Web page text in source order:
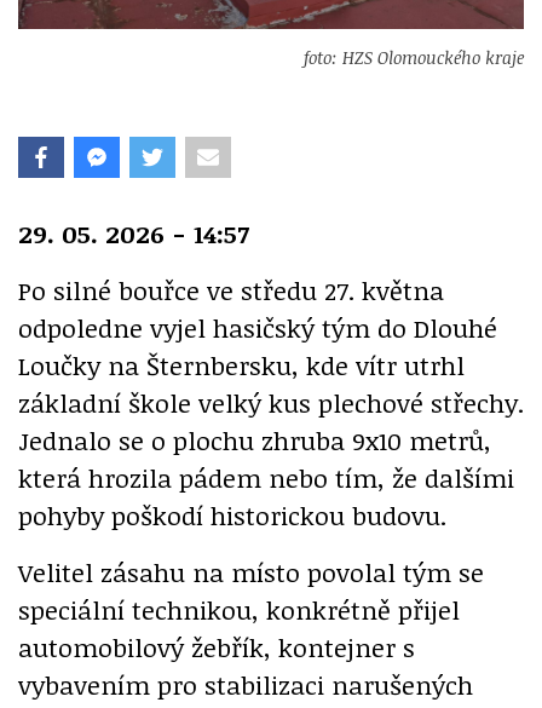
foto: HZS Olomouckého kraje
29. 05. 2026 - 14:57
Po silné bouřce ve středu 27. května
odpoledne vyjel hasičský tým do Dlouhé
Loučky na Šternbersku, kde vítr utrhl
základní škole velký kus plechové střechy.
Jednalo se o plochu zhruba 9x10 metrů,
která hrozila pádem nebo tím, že dalšími
pohyby poškodí historickou budovu.
Velitel zásahu na místo povolal tým se
speciální technikou, konkrétně přijel
automobilový žebřík, kontejner s
vybavením pro stabilizaci narušených